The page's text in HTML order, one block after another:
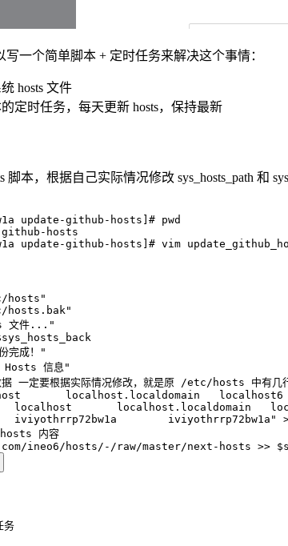
一个简单脚本 + 定时任务来解决这个事情：
hosts 文件
定时任务，每天更新 hosts，保持最新
脚本，根据自己实际情况修改 sys_hosts_path 和
update-github-hosts]# pwd
hosts
update-github-hosts]# vim
hosts "
hosts.bak"
文件... "
成！
"
Hosts 信息 "
一定要根据实际情况修改，就是原 /etc/hosts 中有几行
localhost.localdomain   localhost6
localhost       localhost.localdomain
iviyothrrp72bw1a        iviyothrrp72bw1a "
内容
ineo6/hosts/-/raw/master/next-hosts >>
务